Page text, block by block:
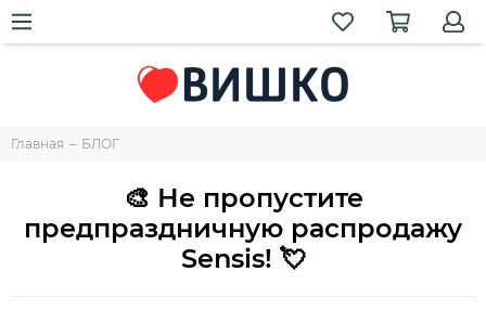
Главная БЛОГ
🎨 Не пропустите
предпраздничную распродажу
Sensis! 💘